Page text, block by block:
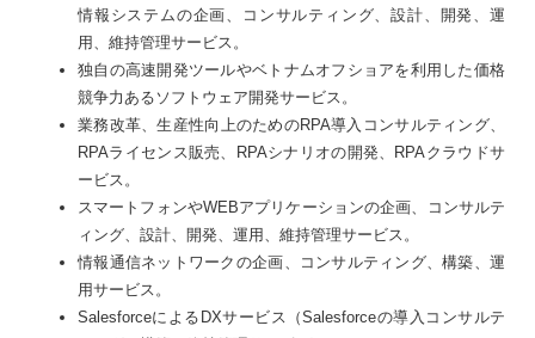
情報システムの企画、コンサルティング、設計、開発、運
用、維持管理サービス。
独自の高速開発ツールやベトナムオフショアを利用した価格
競争力あるソフトウェア開発サービス。
業務改革、生産性向上のためのRPA導入コンサルティング、
RPAライセンス販売、RPAシナリオの開発、RPAクラウドサ
ービス。
スマートフォンやWEBアプリケーションの企画、コンサルテ
ィング、設計、開発、運用、維持管理サービス。
情報通信ネットワークの企画、コンサルティング、構築、運
用サービス。
SalesforceによるDXサービス（Salesforceの導入コンサルテ